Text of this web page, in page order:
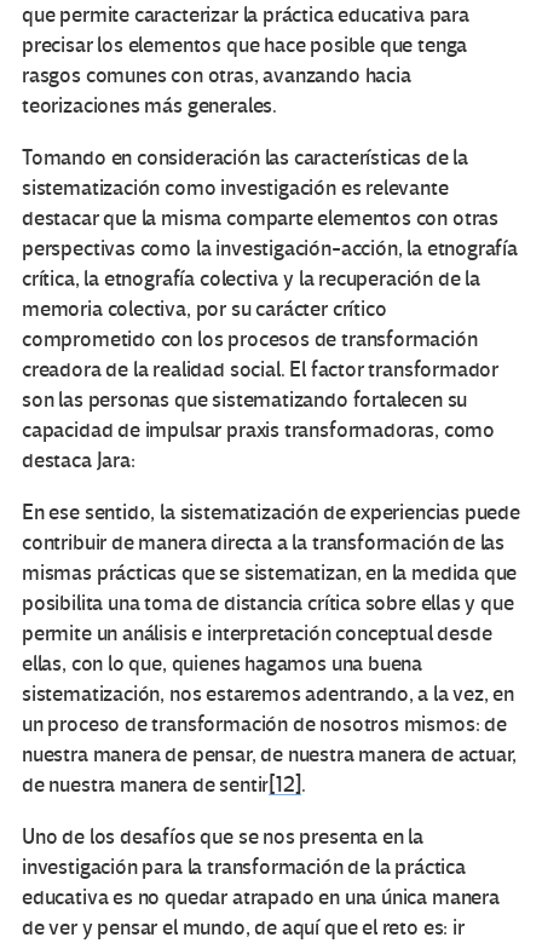
que permite caracterizar la práctica educativa para
precisar los elementos que hace posible que tenga
rasgos comunes con otras, avanzando hacia
teorizaciones más generales.
Tomando en consideración las características de la
sistematización como investigación es relevante
destacar que la misma comparte elementos con otras
perspectivas como la investigación-acción, la etnografía
crítica, la etnografía colectiva y la recuperación de la
memoria colectiva, por su carácter crítico
comprometido con los procesos de transformación
creadora de la realidad social. El factor transformador
son las personas que sistematizando fortalecen su
capacidad de impulsar praxis transformadoras, como
destaca Jara:
En ese sentido, la sistematización de experiencias puede
contribuir de manera directa a la transformación de las
mismas prácticas que se sistematizan, en la medida que
posibilita una toma de distancia crítica sobre ellas y que
permite un análisis e interpretación conceptual desde
ellas, con lo que, quienes hagamos una buena
sistematización, nos estaremos adentrando, a la vez, en
un proceso de transformación de nosotros mismos: de
nuestra manera de pensar, de nuestra manera de actuar,
de nuestra manera de sentir[12].
Uno de los desafíos que se nos presenta en la
investigación para la transformación de la práctica
educativa es no quedar atrapado en una única manera
de ver y pensar el mundo, de aquí que el reto es: ir